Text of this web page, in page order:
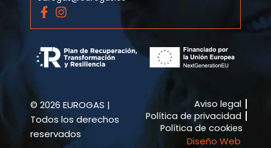
F
a
c
e
b
o
-
f
I
n
s
t
a
g
m
© 2026 EUROGAS |
Todos los derechos
reservados
Aviso legal
Política de privacidad
Política de cookies
Diseño Web